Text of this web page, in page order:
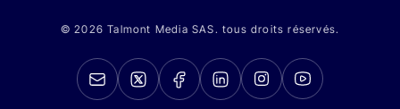
© 2026 Talmont Media SAS. tous droits réservés.